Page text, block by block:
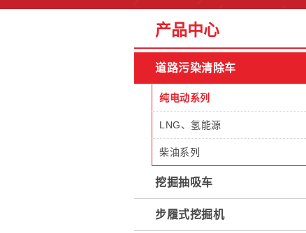
产品中心
道路污染清除车
纯电动系列
LNG、氢能源
柴油系列
挖掘抽吸车
步履式挖掘机